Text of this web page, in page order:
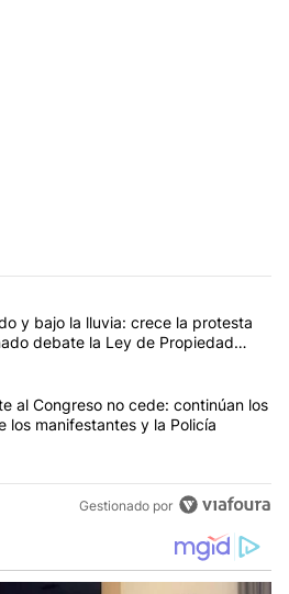
con más comentarios en los
el título "Congreso vallado y bajo
y bajo la lluvia: crece la protesta
debate la Ley de Propiedad
el título "La tensión frente al
al Congreso no cede: continúan los
los manifestantes y la Policía
Gestionado por